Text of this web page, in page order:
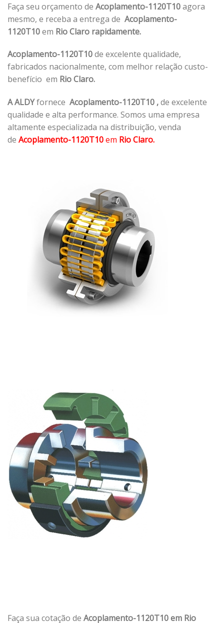
Faça seu orçamento de Acoplamento-1120T10agora
mesmo, e receba a entrega de Acoplamento-
1120T10em Rio Claro rapidamente.
Acoplamento-1120T10de excelente qualidade,
fabricados nacionalmente, com melhor relação custo-
benefício em Rio Claro.
A ALDYfornece Acoplamento-1120T10 ,de excelente
qualidade e alta performance. Somos uma empresa
altamente especializada na distribuição, venda
de Acoplamento-1120T10em Rio Claro.
Faça sua cotação de Acoplamento-1120T10 em Rio